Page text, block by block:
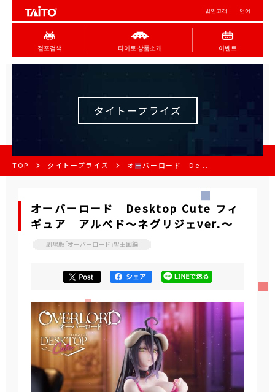
법인고객 언어
점포검색 타이토 상품소개 이벤트
タイトープライズ
TOP タイトープライズ オーバーロード De...
オーバーロード Desktop Cute フィ
ギュア アルベド～ネグリジェver.～
劇場版「オーバーロード」聖王国編